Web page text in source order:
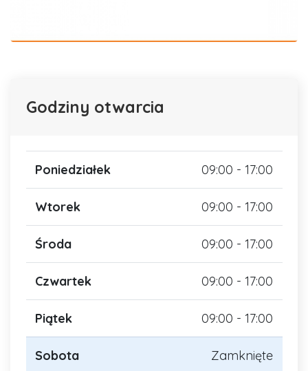
Godziny otwarcia
Poniedziałek 09:00 - 17:00
Wtorek 09:00 - 17:00
Środa 09:00 - 17:00
Czwartek 09:00 - 17:00
Piątek 09:00 - 17:00
Sobota Zamknięte